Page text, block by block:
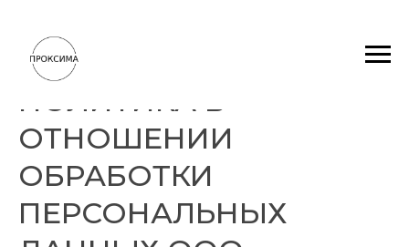
ПОЛИТИКА В
ОТНОШЕНИИ
ОБРАБОТКИ
ПЕРСОНАЛЬНЫХ